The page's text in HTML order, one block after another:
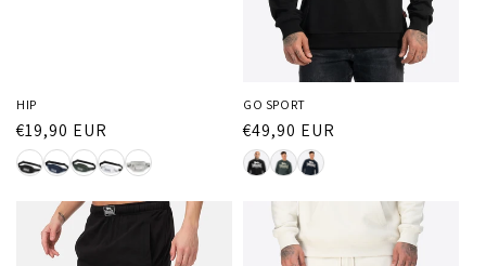
HIP
Normaler
Preis
€19,90 EUR
GO SPORT
Normaler
Preis
€49,90 EUR